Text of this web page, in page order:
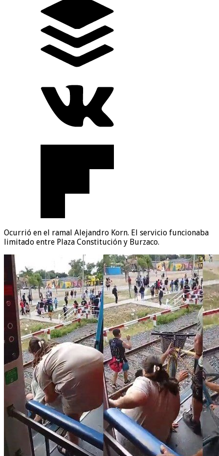
Ocurrió en el ramal Alejandro Korn. El servicio funcionaba
limitado entre Plaza Constitución y Burzaco.